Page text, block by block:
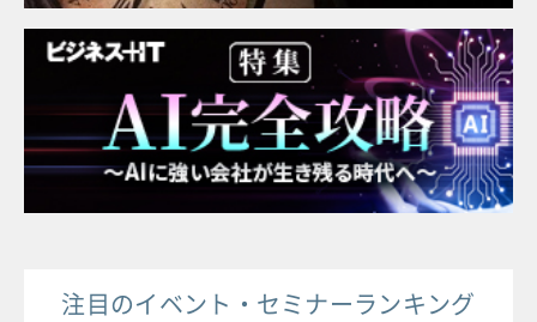
注目のイベント・セミナーランキング